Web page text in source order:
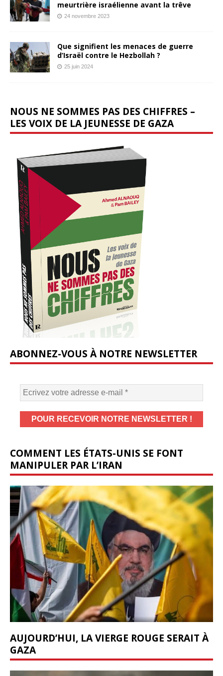
meurtrière israélienne avant la trêve
24 novembre 2023
Que signifient les menaces de guerre
d’Israël contre le Hezbollah ?
25 juin 2024
NOUS NE SOMMES PAS DES CHIFFRES –
LES VOIX DE LA JEUNESSE DE GAZA
ABONNEZ-VOUS À NOTRE NEWSLETTER
COMMENT LES ÉTATS-UNIS SE FONT
MANIPULER PAR L’IRAN
AUJOURD’HUI, LA VIERGE ROUGE SERAIT À
GAZA